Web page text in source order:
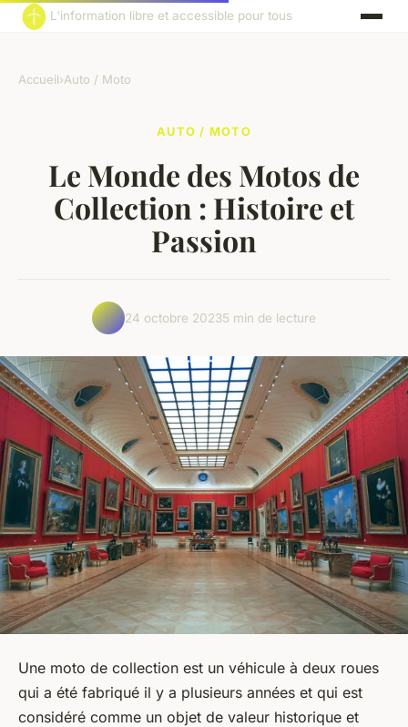
L'information libre et accessible pour tous
Accueil›Auto / Moto
AUTO / MOTO
Le Monde des Motos de
Collection : Histoire et
Passion
24 octobre 20235 min de lecture
Une moto de collection est un véhicule à deux roues
qui a été fabriqué il y a plusieurs années et qui est
considéré comme un objet de valeur historique et